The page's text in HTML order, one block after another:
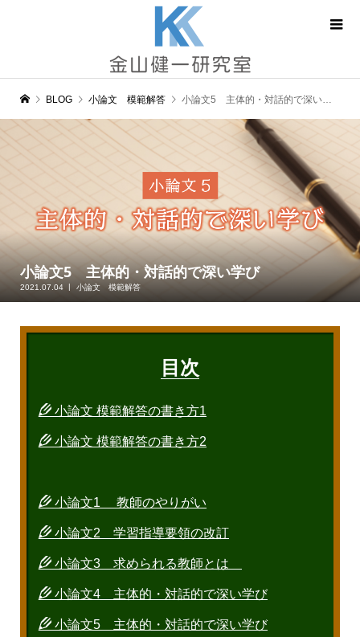
BLOG 小論文 模範解答 小論文5 主体的・対話的で深い学び
小論文5 主体的・対話的で深い学び
2021.07.04 小論文 模範解答
目次
小論文 模範解答の書き方1
小論文 模範解答の書き方2
小論文1 教師のやりがい
小論文2 学習指導要領の改訂
小論文3 求められる教師とは
小論文4 主体的・対話的で深い学び
小論文5 主体的・対話的で深い学び